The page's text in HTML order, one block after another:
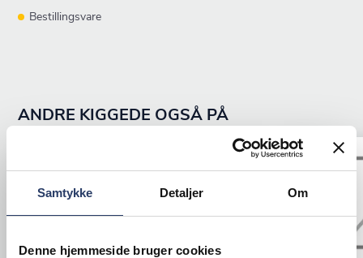
Samtykke Detaljer Om
Denne hjemmeside bruger cookies
Bestillingsvare
ANDRE KIGGEDE OGSÅ PÅ